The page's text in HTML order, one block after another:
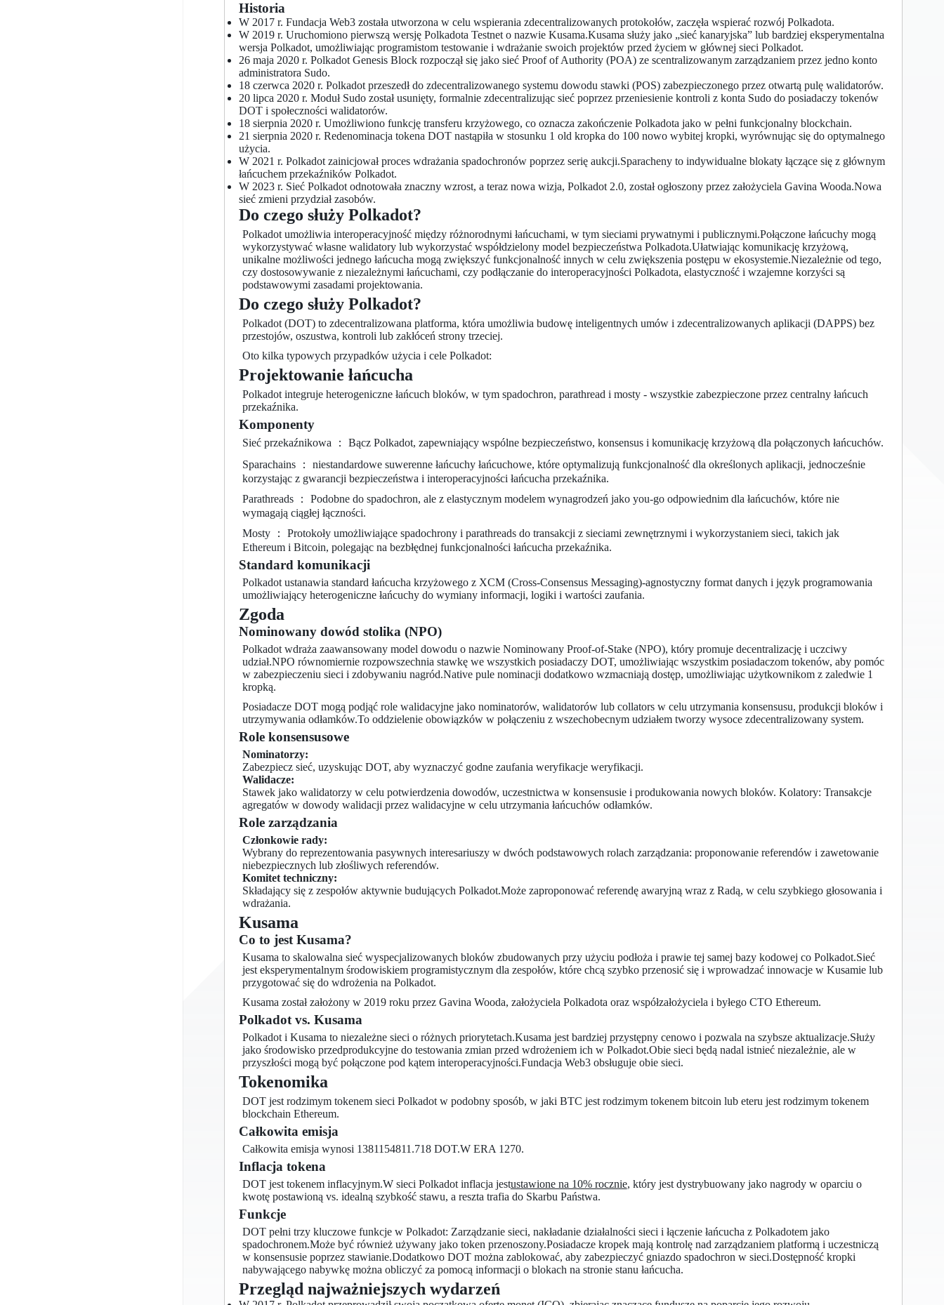
Historia
W 2017 r. Fundacja Web3 została utworzona w celu wspierania zdecentralizowanych protokołów, zaczęła wspierać rozwój Polkadota.
W 2019 r. Uruchomiono pierwszą wersję Polkadota Testnet o nazwie Kusama.Kusama służy jako „sieć kanaryjska” lub bardziej eksperymentalna
wersja Polkadot, umożliwiając programistom testowanie i wdrażanie swoich projektów przed życiem w głównej sieci Polkadot.
26 maja 2020 r. Polkadot Genesis Block rozpoczął się jako sieć Proof of Authority (POA) ze scentralizowanym zarządzaniem przez jedno konto
administratora Sudo.
18 czerwca 2020 r. Polkadot przeszedł do zdecentralizowanego systemu dowodu stawki (POS) zabezpieczonego przez otwartą pulę walidatorów.
20 lipca 2020 r. Moduł Sudo został usunięty, formalnie zdecentralizując sieć poprzez przeniesienie kontroli z konta Sudo do posiadaczy tokenów
DOT i społeczności walidatorów.
18 sierpnia 2020 r. Umożliwiono funkcję transferu krzyżowego, co oznacza zakończenie Polkadota jako w pełni funkcjonalny blockchain.
21 sierpnia 2020 r. Redenominacja tokena DOT nastąpiła w stosunku 1 old kropka do 100 nowo wybitej kropki, wyrównując się do optymalnego
użycia.
W 2021 r. Polkadot zainicjował proces wdrażania spadochronów poprzez serię aukcji.Sparacheny to indywidualne blokaty łączące się z głównym
łańcuchem przekaźników Polkadot.
W 2023 r. Sieć Polkadot odnotowała znaczny wzrost, a teraz nowa wizja, Polkadot 2.0, został ogłoszony przez założyciela Gavina Wooda.Nowa
sieć zmieni przydział zasobów.
Do czego służy Polkadot?
Polkadot umożliwia interoperacyjność między różnorodnymi łańcuchami, w tym sieciami prywatnymi i publicznymi.Połączone łańcuchy mogą
wykorzystywać własne walidatory lub wykorzystać współdzielony model bezpieczeństwa Polkadota.Ułatwiając komunikację krzyżową,
unikalne możliwości jednego łańcucha mogą zwiększyć funkcjonalność innych w celu zwiększenia postępu w ekosystemie.Niezależnie od tego,
czy dostosowywanie z niezależnymi łańcuchami, czy podłączanie do interoperacyjności Polkadota, elastyczność i wzajemne korzyści są
podstawowymi zasadami projektowania.
Do czego służy Polkadot?
Polkadot (DOT) to zdecentralizowana platforma, która umożliwia budowę inteligentnych umów i zdecentralizowanych aplikacji (DAPPS) bez
przestojów, oszustwa, kontroli lub zakłóceń strony trzeciej.
Oto kilka typowych przypadków użycia i cele Polkadot:
Projektowanie łańcucha
Polkadot integruje heterogeniczne łańcuch bloków, w tym spadochron, parathread i mosty - wszystkie zabezpieczone przez centralny łańcuch
przekaźnika.
Komponenty
Sieć przekaźnikowa ： Bącz Polkadot, zapewniający wspólne bezpieczeństwo, konsensus i komunikację krzyżową dla połączonych łańcuchów.
Sparachains ： niestandardowe suwerenne łańcuchy łańcuchowe, które optymalizują funkcjonalność dla określonych aplikacji, jednocześnie
korzystając z gwarancji bezpieczeństwa i interoperacyjności łańcucha przekaźnika.
Parathreads ： Podobne do spadochron, ale z elastycznym modelem wynagrodzeń jako you-go odpowiednim dla łańcuchów, które nie
wymagają ciągłej łączności.
Mosty ： Protokoły umożliwiające spadochrony i parathreads do transakcji z sieciami zewnętrznymi i wykorzystaniem sieci, takich jak
Ethereum i Bitcoin, polegając na bezbłędnej funkcjonalności łańcucha przekaźnika.
Standard komunikacji
Polkadot ustanawia standard łańcucha krzyżowego z XCM (Cross-Consensus Messaging)-agnostyczny format danych i język programowania
umożliwiający heterogeniczne łańcuchy do wymiany informacji, logiki i wartości zaufania.
Zgoda
Nominowany dowód stolika (NPO)
Polkadot wdraża zaawansowany model dowodu o nazwie Nominowany Proof-of-Stake (NPO), który promuje decentralizację i uczciwy
udział.NPO równomiernie rozpowszechnia stawkę we wszystkich posiadaczy DOT, umożliwiając wszystkim posiadaczom tokenów, aby pomóc
w zabezpieczeniu sieci i zdobywaniu nagród.Native pule nominacji dodatkowo wzmacniają dostęp, umożliwiając użytkownikom z zaledwie 1
kropką.
Posiadacze DOT mogą podjąć role walidacyjne jako nominatorów, walidatorów lub collators w celu utrzymania konsensusu, produkcji bloków i
utrzymywania odłamków.To oddzielenie obowiązków w połączeniu z wszechobecnym udziałem tworzy wysoce zdecentralizowany system.
Role konsensusowe
Nominatorzy:
Zabezpiecz sieć, uzyskując DOT, aby wyznaczyć godne zaufania weryfikacje weryfikacji.
Walidacze:
Stawek jako walidatorzy w celu potwierdzenia dowodów, uczestnictwa w konsensusie i produkowania nowych bloków. Kolatory: Transakcje
agregatów w dowody walidacji przez walidacyjne w celu utrzymania łańcuchów odłamków.
Role zarządzania
Członkowie rady:
Wybrany do reprezentowania pasywnych interesariuszy w dwóch podstawowych rolach zarządzania: proponowanie referendów i zawetowanie
niebezpiecznych lub złośliwych referendów.
Komitet techniczny:
Składający się z zespołów aktywnie budujących Polkadot.Może zaproponować referendę awaryjną wraz z Radą, w celu szybkiego głosowania i
wdrażania.
Kusama
Co to jest Kusama?
Kusama to skalowalna sieć wyspecjalizowanych bloków zbudowanych przy użyciu podłoża i prawie tej samej bazy kodowej co Polkadot.Sieć
jest eksperymentalnym środowiskiem programistycznym dla zespołów, które chcą szybko przenosić się i wprowadzać innowacje w Kusamie lub
przygotować się do wdrożenia na Polkadot.
Kusama został założony w 2019 roku przez Gavina Wooda, założyciela Polkadota oraz współzałożyciela i byłego CTO Ethereum.
Polkadot vs. Kusama
Polkadot i Kusama to niezależne sieci o różnych priorytetach.Kusama jest bardziej przystępny cenowo i pozwala na szybsze aktualizacje.Służy
jako środowisko przedprodukcyjne do testowania zmian przed wdrożeniem ich w Polkadot.Obie sieci będą nadal istnieć niezależnie, ale w
przyszłości mogą być połączone pod kątem interoperacyjności.Fundacja Web3 obsługuje obie sieci.
Tokenomika
DOT jest rodzimym tokenem sieci Polkadot w podobny sposób, w jaki BTC jest rodzimym tokenem bitcoin lub eteru jest rodzimym tokenem
blockchain Ethereum.
Całkowita emisja
Całkowita emisja wynosi 1381154811.718 DOT.W ERA 1270.
Inflacja tokena
DOT jest tokenem inflacyjnym.W sieci Polkadot inflacja jestustawione na 10% rocznie, który jest dystrybuowany jako nagrody w oparciu o
kwotę postawioną vs. idealną szybkość stawu, a reszta trafia do Skarbu Państwa.
Funkcje
DOT pełni trzy kluczowe funkcje w Polkadot: Zarządzanie sieci, nakładanie działalności sieci i łączenie łańcucha z Polkadotem jako
spadochronem.Może być również używany jako token przenoszony.Posiadacze kropek mają kontrolę nad zarządzaniem platformą i uczestniczą
w konsensusie poprzez stawianie.Dodatkowo DOT można zablokować, aby zabezpieczyć gniazdo spadochron w sieci.Dostępność kropki
nabywającego nabywkę można obliczyć za pomocą informacji o blokach na stronie stanu łańcucha.
Przegląd najważniejszych wydarzeń